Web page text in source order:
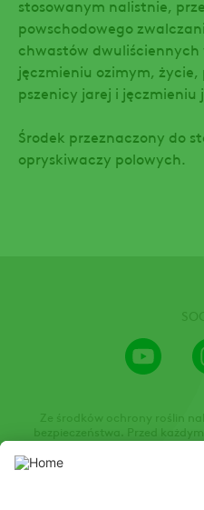
stosowanym nalistnie,
powschodowego
chwastów dwuliściennych
jęczmieniu ozimym, życie,
pszenicy jarej i jęczmieniu
Środek przeznaczony do
opryskiwaczy polowych.
Ze środków ochrony roślin
bezpieczeństwa. Przed
zamieszczone w etykiecie i
uwagę na zwroty wskazujące
środków bezpieczeństwa